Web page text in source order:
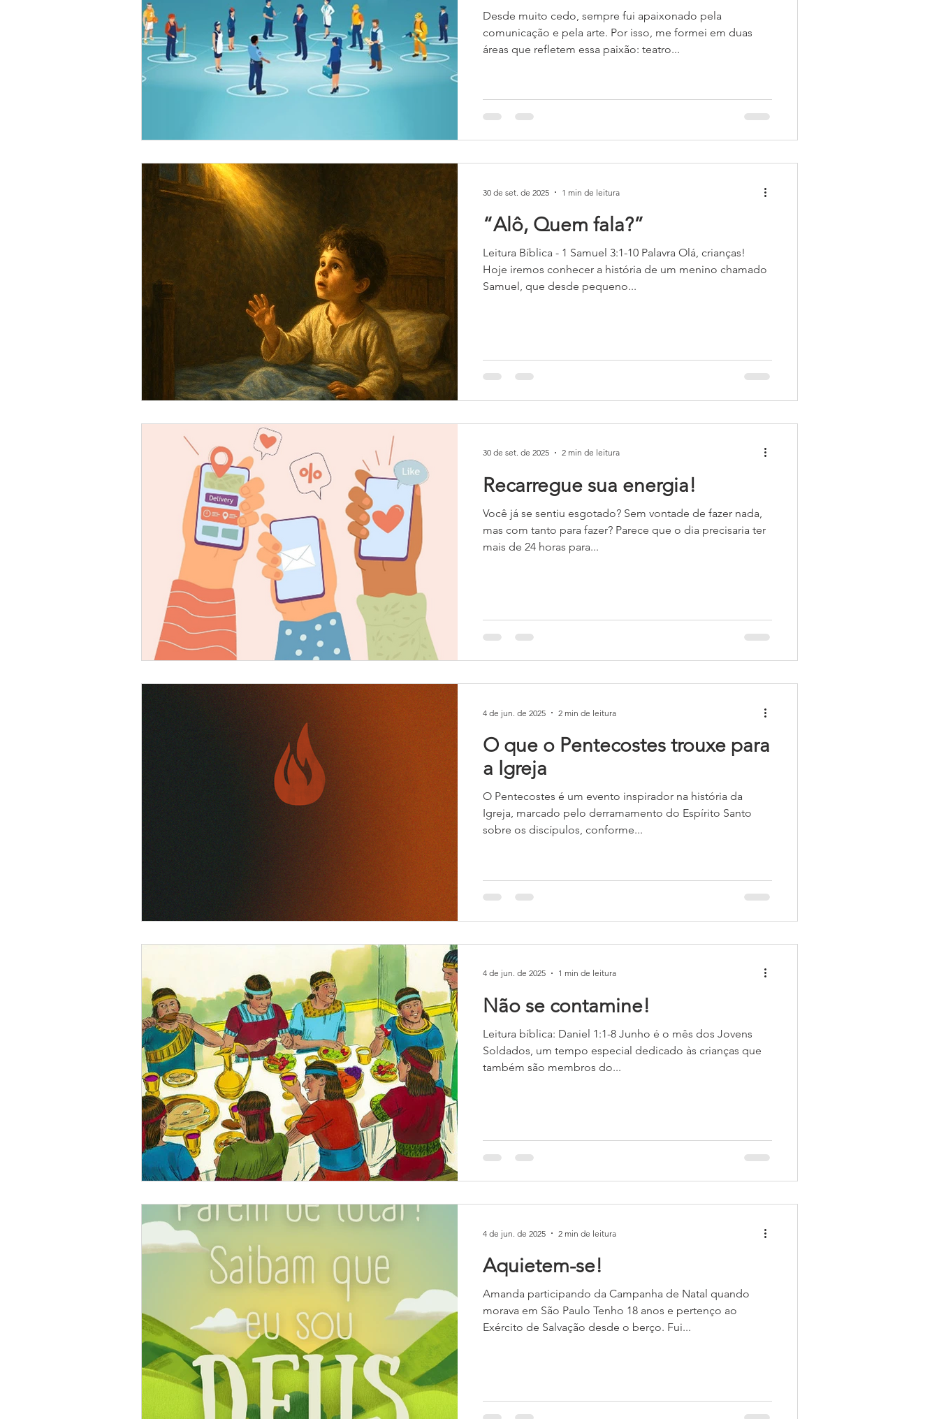
Desde muito cedo, sempre fui apaixonado pela
comunicação e pela arte. Por isso, me formei em duas
áreas que refletem essa paixão: teatro...
“Alô, Quem fala?”
Leitura Bíblica - 1 Samuel 3:1-10 Palavra Olá, crianças!
Hoje iremos conhecer a história de um menino chamado
Samuel, que desde pequeno...
30 de set. de 2025 1 min de leitura
Recarregue sua energia!
Você já se sentiu esgotado? Sem vontade de fazer nada,
mas com tanto para fazer? Parece que o dia precisaria ter
mais de 24 horas para...
30 de set. de 2025 2 min de leitura
O que o Pentecostes trouxe para
a Igreja
O Pentecostes é um evento inspirador na história da
Igreja, marcado pelo derramamento do Espírito Santo
sobre os discípulos, conforme...
4 de jun. de 2025 2 min de leitura
Não se contamine!
Leitura bíblica: Daniel 1:1-8 Junho é o mês dos Jovens
Soldados, um tempo especial dedicado às crianças que
também são membros do...
4 de jun. de 2025 1 min de leitura
Aquietem-se!
Amanda participando da Campanha de Natal quando
morava em São Paulo Tenho 18 anos e pertenço ao
Exército de Salvação desde o berço. Fui...
4 de jun. de 2025 2 min de leitura